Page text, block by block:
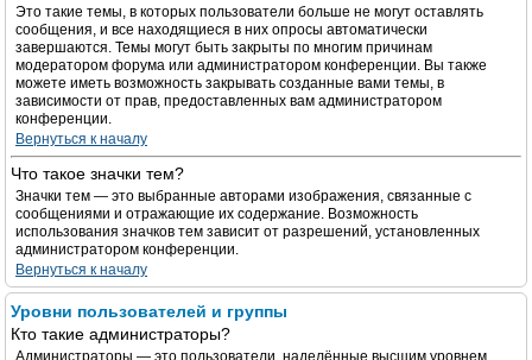
Это такие темы, в которых пользователи больше не могут оставлять
сообщения, и все находящиеся в них опросы автоматически
завершаются. Темы могут быть закрыты по многим причинам
модератором форума или администратором конференции. Вы также
можете иметь возможность закрывать созданные вами темы, в
зависимости от прав, предоставленных вам администратором
конференции.
Вернуться к началу
Что такое значки тем?
Значки тем — это выбранные авторами изображения, связанные с
сообщениями и отражающие их содержание. Возможность
использования значков тем зависит от разрешений, установленных
администратором конференции.
Вернуться к началу
Уровни пользователей и группы
Кто такие администраторы?
Администраторы — это пользователи, наделённые высшим уровнем